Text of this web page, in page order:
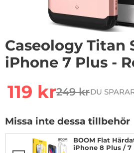
1 / 5
Caseology Titan
iPhone 7 Plus -
rea pris
119 krtidigare pris
249 krDU
Missa inte dessa tillbehör
BOOM Flat
iPhone 8 Plus / 7